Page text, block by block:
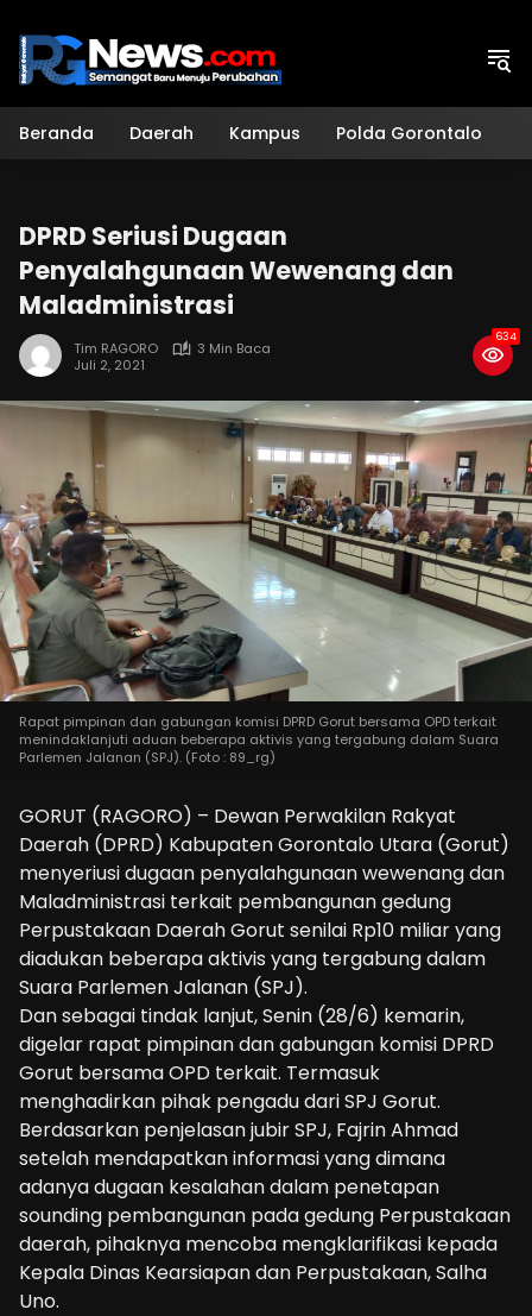
konten
Beranda Daerah Kampus Polda Gorontalo
DPRD Seriusi Dugaan
Penyalahgunaan Wewenang dan
Maladministrasi
Tim RAGORO
3 Min Baca
Juli 2, 2021
634
Rapat pimpinan dan gabungan komisi DPRD Gorut bersama OPD terkait
menindaklanjuti aduan beberapa aktivis yang tergabung dalam Suara
Parlemen Jalanan (SPJ). (Foto : 89_rg)
GORUT (RAGORO) – Dewan Perwakilan Rakyat
Daerah (DPRD) Kabupaten Gorontalo Utara (Gorut)
menyeriusi dugaan penyalahgunaan wewenang dan
Maladministrasi terkait pembangunan gedung
Perpustakaan Daerah Gorut senilai Rp10 miliar yang
diadukan beberapa aktivis yang tergabung dalam
Suara Parlemen Jalanan (SPJ).
Dan sebagai tindak lanjut, Senin (28/6) kemarin,
digelar rapat pimpinan dan gabungan komisi DPRD
Gorut bersama OPD terkait. Termasuk
menghadirkan pihak pengadu dari SPJ Gorut.
Berdasarkan penjelasan jubir SPJ, Fajrin Ahmad
setelah mendapatkan informasi yang dimana
adanya dugaan kesalahan dalam penetapan
sounding pembangunan pada gedung Perpustakaan
daerah, pihaknya mencoba mengklarifikasi kepada
Kepala Dinas Kearsiapan dan Perpustakaan, Salha
Uno.